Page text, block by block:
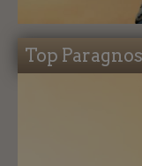
Top